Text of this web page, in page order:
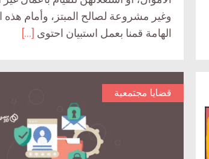
وغير مشروعة لصالح المبتز، وأمام هذه
الهامة قمنا بعمل استبيان احتوى […]
قضايا مجتمعية